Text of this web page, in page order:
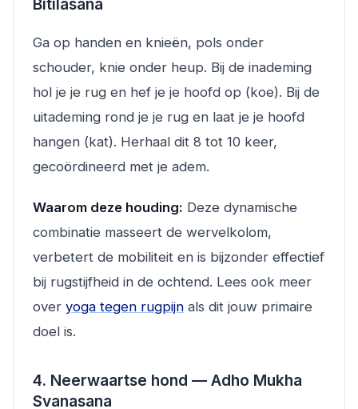
Bitilasana
Ga op handen en knieën, pols onder
schouder, knie onder heup. Bij de inademing
hol je je rug en hef je je hoofd op (koe). Bij de
uitademing rond je je rug en laat je je hoofd
hangen (kat). Herhaal dit 8 tot 10 keer,
gecoördineerd met je adem.
Waarom deze houding: Deze dynamische
combinatie masseert de wervelkolom,
verbetert de mobiliteit en is bijzonder effectief
bij rugstijfheid in de ochtend. Lees ook meer
over yoga tegen rugpijn als dit jouw primaire
doel is.
4. Neerwaartse hond — Adho Mukha
Svanasana